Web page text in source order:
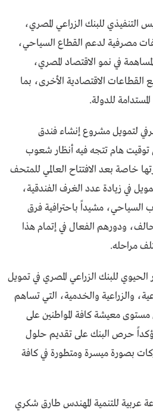
التنفيذي للبنك الزراعي المصري،
مصرفية لدعم القطاع السياحي،
في نمو الاقتصاد المصري،
الاقتصادية الأخرى، بما
للدولة.
لتمويل مشروع إنشاء فندق
توقيت هام تتجه فيه أنظار شعوب
خاصة بعد الافتتاح العالمي للمتحف
في زيادة عدد الغرف الفندقية،
مشيداً باحترافية فرق
ودورهم الفعال في إتمام هذا
مراحله.
للبنك الزراعي المصري في تمويل
والزراعية والخدمية، التي تساهم
معيشة كافة المواطنين على
حرص البنك على تقديم حلول
بصورة ميسرة ومتطورة في كافة
للتنمية المهندس طارق شكري